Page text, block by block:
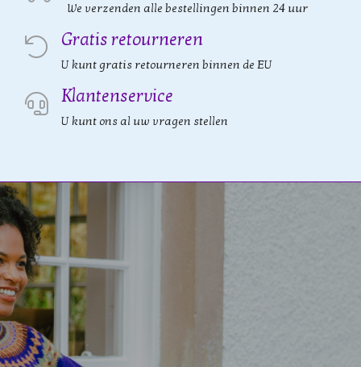
We verzenden alle bestellingen binnen 24 uur
Gratis retourneren
U kunt gratis retourneren binnen de EU
Klantenservice
U kunt ons al uw vragen stellen